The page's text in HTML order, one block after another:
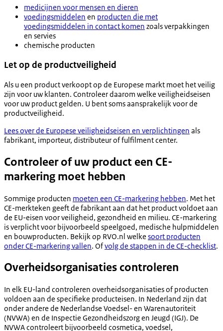
medicijnen voor mensen en dieren
voedingsmiddelen en producten die met
voedingsmiddelen in contact komen zoals verpakkingen
en servies
chemische producten
Let op de productveiligheid
Als u een product verkoopt op de Europese markt moet het veilig
zijn voor uw klanten. Controleer daarom welke veiligheidseisen
voor uw product gelden. U bent soms aansprakelijk voor de
productveiligheid.
Lees over de Europese veiligheidseisen en verplichtingen als
fabrikant, importeur, distributeur of fulfilment center.
Controleer of uw product een CE-
markering moet hebben
Sommige producten moeten een CE-markering hebben. Met het
CE-merkteken geeft de fabrikant aan dat het product voldoet aan
de EU-eisen voor veiligheid, gezondheid en milieu. CE-markering
is verplicht voor bijvoorbeeld speelgoed, medische hulpmiddelen
en bouwproducten. Bekijk op RVO.nl welke soort producten
onder CE-markering vallen. Ofvolg de stappen in de CE-checklist.
Overheidsorganisaties controleren
In elk EU-land controleren overheidsorganisaties of producten
voldoen aan de specifieke producteisen. In Nederland zijn dat
onder andere de Nederlandse Voedsel- en Warenautoriteit
(NVWA) en de Inspectie Gezondheidszorg en Jeugd (IGJ). De
NVWA controleert bijvoorbeeld cosmetica, voedsel,